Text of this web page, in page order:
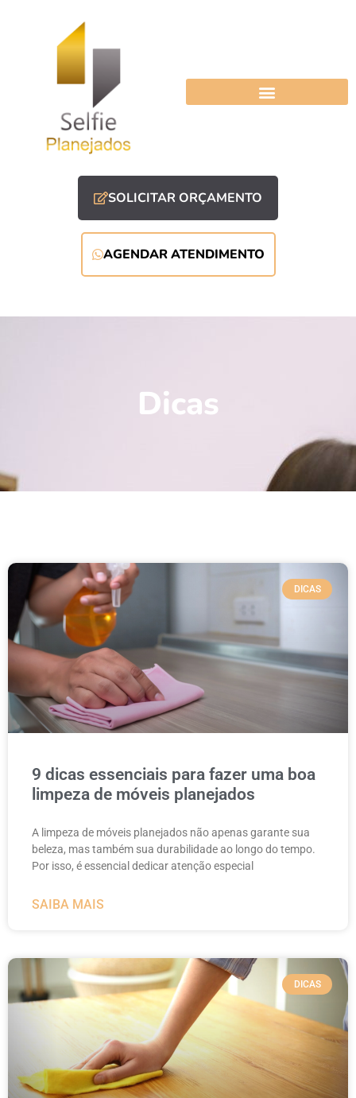
SOLICITAR ORÇAMENTO
AGENDAR ATENDIMENTO
Dicas
DICAS
9 dicas essenciais para fazer uma boa
limpeza de móveis planejados
A limpeza de móveis planejados não apenas garante sua
beleza, mas também sua durabilidade ao longo do tempo.
Por isso, é essencial dedicar atenção especial
SAIBA MAIS
DICAS